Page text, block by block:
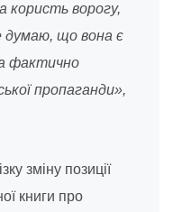
користь ворогу,
думаю, що вона є
фактично
пропаганди»,
зміну позиції
книги про